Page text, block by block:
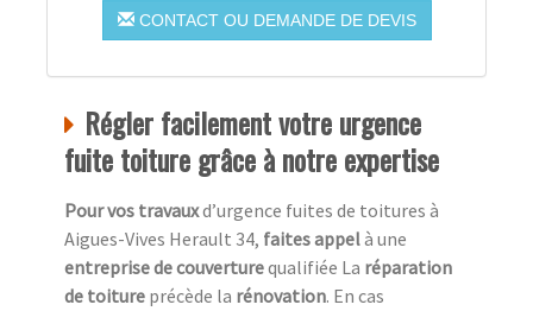
CONTACT OU DEMANDE DE DEVIS
Régler facilement votre urgence
fuite toiture grâce à notre expertise
Pour vos travauxd’urgence fuites de toitures à
Aigues-Vives Herault 34, faites appelà une
entreprise de couverturequalifiée La réparation
de toiture précède la rénovation. En cas